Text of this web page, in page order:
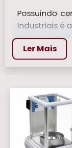
Possuindo
Industriais é
mais
realizar um
balança
anuciantes a
Veja mais:
Balanca
Comida
Analógicas
Ler Mais